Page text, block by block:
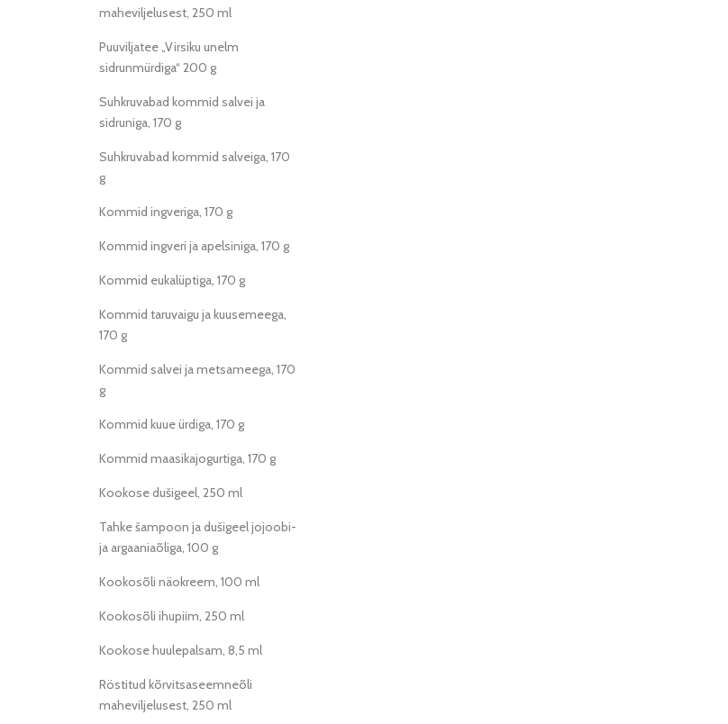
maheviljelusest, 250 ml
Puuviljatee „Virsiku unelm
sidrunmürdiga“ 200 g
Suhkruvabad kommid salvei ja
sidruniga, 170 g
Suhkruvabad kommid salveiga, 170
g
Kommid ingveriga, 170 g
Kommid ingveri ja apelsiniga, 170 g
Kommid eukalüptiga, 170 g
Kommid taruvaigu ja kuusemeega,
170 g
Kommid salvei ja metsameega, 170
g
Kommid kuue ürdiga, 170 g
Kommid maasikajogurtiga, 170 g
Kookose dušigeel, 250 ml
Tahke šampoon ja dušigeel jojoobi-
ja argaaniaõliga, 100 g
Kookosõli näokreem, 100 ml
Kookosõli ihupiim, 250 ml
Kookose huulepalsam, 8,5 ml
Röstitud kõrvitsaseemneõli
maheviljelusest, 250 ml